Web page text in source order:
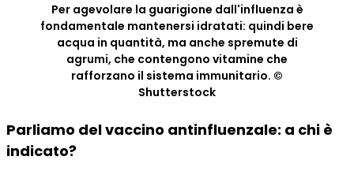
Per agevolare la guarigione dall'influenza è
fondamentale mantenersi idratati: quindi bere
acqua in quantità, ma anche spremute di
agrumi, che contengono vitamine che
rafforzano il sistema immunitario. ©
Shutterstock
Parliamo del vaccino antinfluenzale: a chi è
indicato?